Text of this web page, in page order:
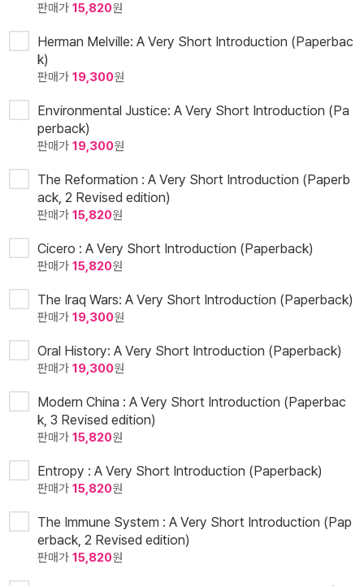
판매가 15,820원
Herman Melville: A Very Short Introduction (Paperbac
k)
판매가 19,300원
Environmental Justice: A Very Short Introduction (Pa
perback)
판매가 19,300원
The Reformation : A Very Short Introduction (Paperb
ack, 2 Revised edition)
판매가 15,820원
Cicero : A Very Short Introduction (Paperback)
판매가 15,820원
The Iraq Wars: A Very Short Introduction (Paperback)
판매가 19,300원
Oral History: A Very Short Introduction (Paperback)
판매가 19,300원
Modern China : A Very Short Introduction (Paperbac
k, 3 Revised edition)
판매가 15,820원
Entropy : A Very Short Introduction (Paperback)
판매가 15,820원
The Immune System : A Very Short Introduction (Pap
erback, 2 Revised edition)
판매가 15,820원